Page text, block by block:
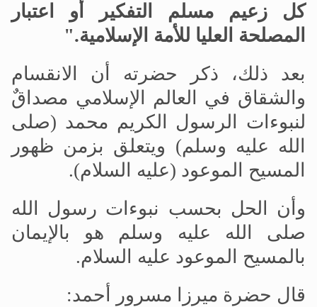
كل زعيم مسلم التفكير أو اعتبار
المصلحة العليا للأمة الإسلامية."
بعد ذلك، ذكر حضرته أن الانقسام
والشقاق في العالم الإسلامي مصداقٌ
لنبوءات الرسول الكريم محمد (صلى
الله عليه وسلم) ويتعلق بزمن ظهور
المسيح الموعود (عليه السلام).
وأن الحل بحسب نبوءات رسول الله
صلى الله عليه وسلم هو بالإيمان
بالمسيح الموعود عليه السلام.
قال حضرة ميرزا مسرور أحمد: